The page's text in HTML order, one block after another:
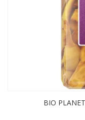
BIO